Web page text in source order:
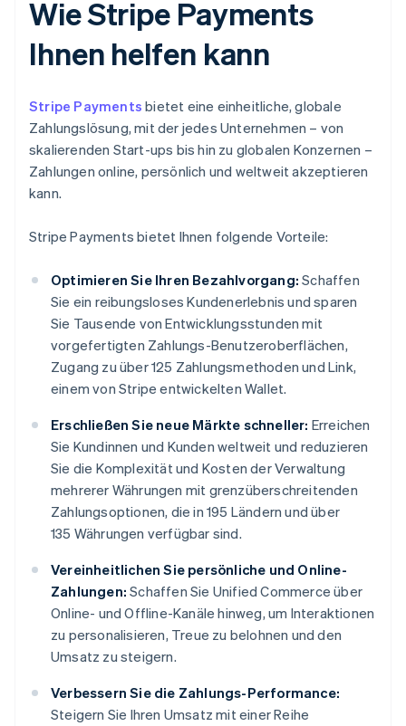
Wie Stripe Payments
Ihnen helfen kann
Stripe Payments bietet eine einheitliche, globale
Zahlungslösung, mit der jedes Unternehmen – von
skalierenden Start-ups bis hin zu globalen Konzernen –
Zahlungen online, persönlich und weltweit akzeptieren
kann.
Stripe Payments bietet Ihnen folgende Vorteile:
Optimieren Sie Ihren Bezahlvorgang: Schaffen
Sie ein reibungsloses Kundenerlebnis und sparen
Sie Tausende von Entwicklungsstunden mit
vorgefertigten Zahlungs-Benutzeroberflächen,
Zugang zu über 125 Zahlungsmethoden und Link,
einem von Stripe entwickelten Wallet.
Erschließen Sie neue Märkte schneller: Erreichen
Sie Kundinnen und Kunden weltweit und reduzieren
Sie die Komplexität und Kosten der Verwaltung
mehrerer Währungen mit grenzüberschreitenden
Zahlungsoptionen, die in 195 Ländern und über
135 Währungen verfügbar sind.
Vereinheitlichen Sie persönliche und Online-
Zahlungen: Schaffen Sie Unified Commerce über
Online- und Offline-Kanäle hinweg, um Interaktionen
zu personalisieren, Treue zu belohnen und den
Umsatz zu steigern.
Verbessern Sie die Zahlungs-Performance:
Steigern Sie Ihren Umsatz mit einer Reihe